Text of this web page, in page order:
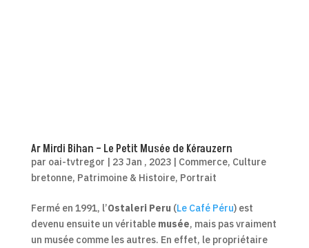
Ar Mirdi Bihan – Le Petit Musée de Kérauzern
par oai-tvtregor | 23 Jan , 2023| Commerce, Culture
bretonne, Patrimoine & Histoire, Portrait
Fermé en 1991, l’Ostaleri Peru(Le Café Péru) est
devenu ensuite un véritable musée, mais pas vraiment
un musée comme les autres. En effet, le propriétaire